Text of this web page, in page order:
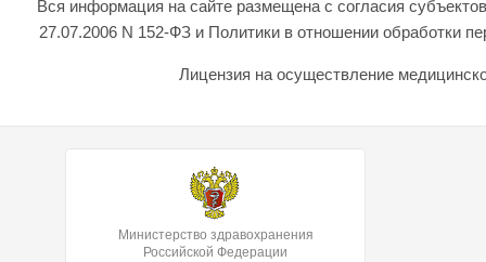
Вся информация на сайте размещена с согласия
27.07.2006 N 152-ФЗ и Политики в отношении обработки
Лицензия на осуществление
Министерство здравохранения
Российской Федерации